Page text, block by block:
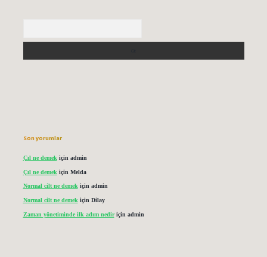
Son yorumlar
Çıl ne demek için admin
Çıl ne demek için Melda
Normal cilt ne demekiçin admin
Normal cilt ne demek için Dilay
Zaman yönetiminde ilk adım nediriçin admin